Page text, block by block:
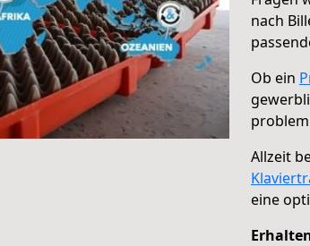
nach
Ob ein
Allzeit
eine